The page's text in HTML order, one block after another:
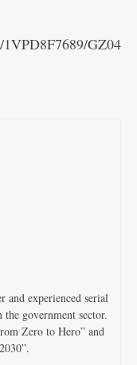
GZ04
and experienced serial
government sector.
Zero to Hero” and